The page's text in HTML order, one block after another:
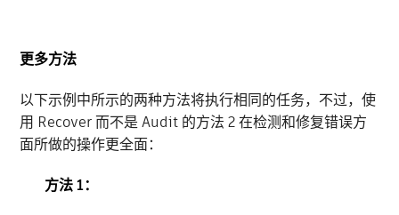
更多方法
以下示例中所示的两种方法将执行相同的任务，不过，使
用 Recover 而不是 Audit 的方法 2 在检测和修复错误方
面所做的操作更全面：
方法 1：